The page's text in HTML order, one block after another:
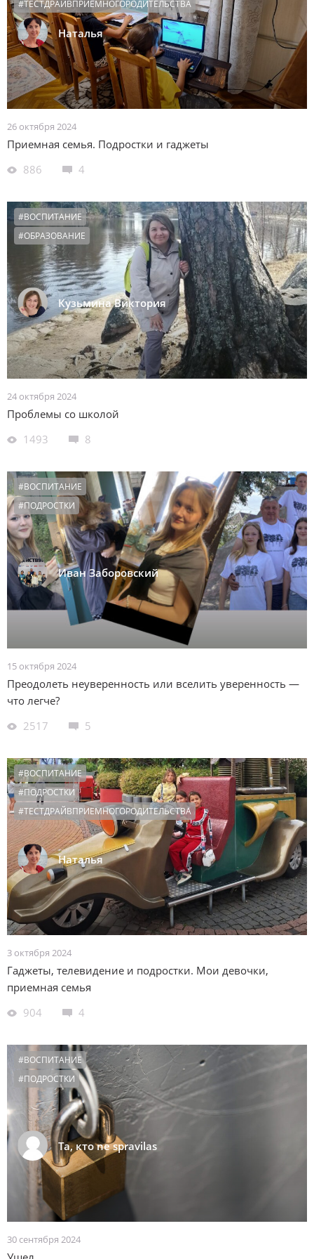
Наталья
#ТЕСТДРАЙВПРИЕМНОГОРОДИТЕЛЬСТВА
26 октября 2024
Приемная семья. Подростки и гаджеты
886
4
Кузьмина Виктория
#ВОСПИТАНИЕ
#ОБРАЗОВАНИЕ
24 октября 2024
Проблемы со школой
1493
8
Иван Заборовский
#ВОСПИТАНИЕ
#ПОДРОСТКИ
15 октября 2024
Преодолеть неуверенность или вселить уверенность —
что легче?
2517
5
Наталья
#ВОСПИТАНИЕ
#ПОДРОСТКИ
#ТЕСТДРАЙВПРИЕМНОГОРОДИТЕЛЬСТВА
3 октября 2024
Гаджеты, телевидение и подростки. Мои девочки,
приемная семья
904
4
Ta, кто ne spravilas
#ВОСПИТАНИЕ
#ПОДРОСТКИ
30 сентября 2024